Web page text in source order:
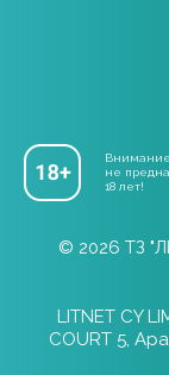
не
18 лет!
© 2026 ТЗ
LITNET CY
COURT 5,